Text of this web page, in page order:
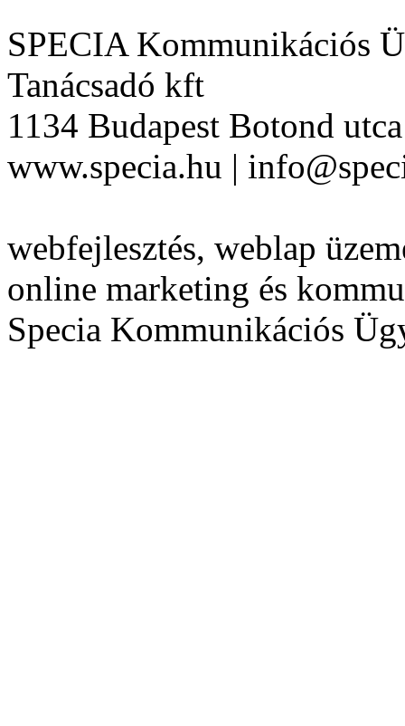
SPECIA Kommunikációs
Tanácsadó kft
1134 Budapest Botond
www.specia.hu |
webfejlesztés, weblap
online marketing és
Specia Kommunikációs